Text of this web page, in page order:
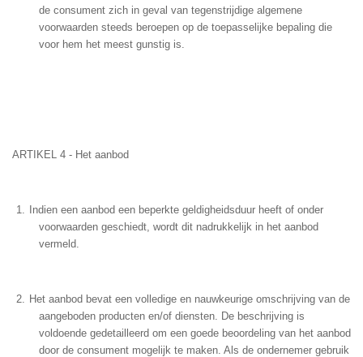
de consument zich in geval van tegenstrijdige algemene
voorwaarden steeds beroepen op de toepasselijke bepaling die
voor hem het meest gunstig is.
ARTIKEL 4 - Het aanbod
Indien een aanbod een beperkte geldigheidsduur heeft of onder
voorwaarden geschiedt, wordt dit nadrukkelijk in het aanbod
vermeld.
Het aanbod bevat een volledige en nauwkeurige omschrijving van de
aangeboden producten en/of diensten. De beschrijving is
voldoende gedetailleerd om een goede beoordeling van het aanbod
door de consument mogelijk te maken. Als de ondernemer gebruik